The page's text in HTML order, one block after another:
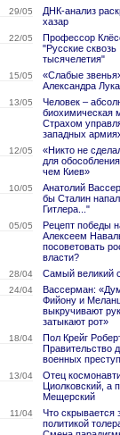
29/05
ДНК-анализ
хазар
22/05
Профессор
"Русские сквозь
тысячелетия"
15/05
«Слабые
Александра
13/05
Человек –
биохимическая
Страхом
западных
12/05
«Никто не
для
чем Киев»
10/05
Анатолий
бы Сталин
Гитлера..."
05/05
Рецепт победы
Алексеем
посоветовать
власти?
28/04 Самый великий
24/04
Вассерман:
Фийону и
выкручивают
затыкают рот»
18/04
Пол Крейг
Правительство
военных
13/04
Отец
Циолковский, а
Мещерский
11/04
Что скрывается
политикой